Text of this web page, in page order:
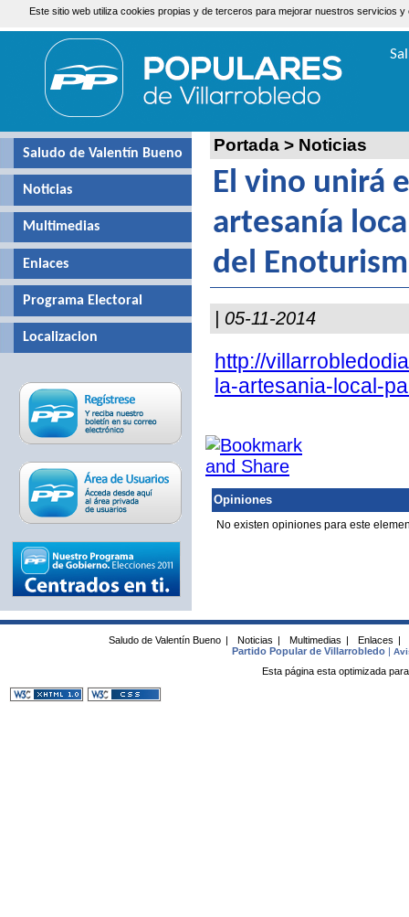
Este sitio web utiliza cookies propias y de terceros para mejorar nuestros servicios
Portada > Noticias
El vino unirá
artesanía
del
| 05-11-2014
http://
la-artesania-local-
Opiniones
No existen opiniones para este
Saludo de Valentín Bueno
Noticias
Multimedias
Enlaces
Programa Electoral
Localizacion
Domingo, 9 de Agosto de 2026
Saludo de Valentín Bueno | Noticias | Multimedias | Enlaces |
Partido Popular de Villarrobledo |
Esta página esta optimizada